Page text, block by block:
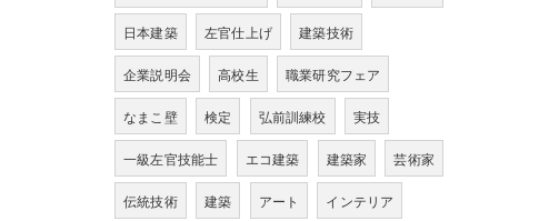
日本建築 左官仕上げ 建築技術
企業説明会 高校生 職業研究フェア
なまこ壁 検定 弘前訓練校 実技
一級左官技能士 エコ建築 建築家 芸術家
伝統技術 建築 アート インテリア